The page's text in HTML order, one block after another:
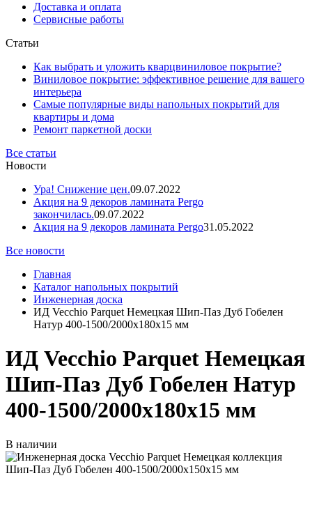
Доставка и оплата
Сервисные работы
Статьи
Как выбрать и уложить кварцвиниловое покрытие?
Виниловое покрытие: эффективное решение для вашего
интерьера
Самые популярные виды напольных покрытий для
квартиры и дома
Ремонт паркетной доски
Все статьи
Новости
Ура! Снижение цен.09.07.2022
Акция на 9 декоров ламината Pergo
закончилась.09.07.2022
Акция на 9 декоров ламината Pergo31.05.2022
Все новости
Главная
Каталог напольных покрытий
Инженерная доска
ИД Vecchio Parquet Немецкая Шип-Паз Дуб Гобелен
Натур 400-1500/2000x180x15 мм
ИД Vecchio Parquet Немецкая
Шип-Паз Дуб Гобелен Натур
400-1500/2000x180x15 мм
В наличии